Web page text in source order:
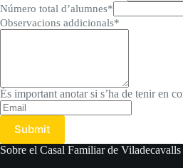
Número total d’alumnes*
Observacions addicionals*
És important anotar si s’ha de tenir en
Submit
Sobre el Casal Familiar de Viladecavalls